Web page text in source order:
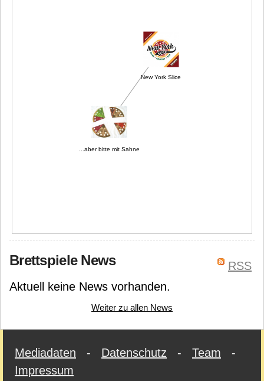
...aber bitte mit Sahne
New York Slice
RSS
Brettspiele News
Aktuell keine News vorhanden.
Weiter zu allen News
Mediadaten - Datenschutz - Team -
Impressum